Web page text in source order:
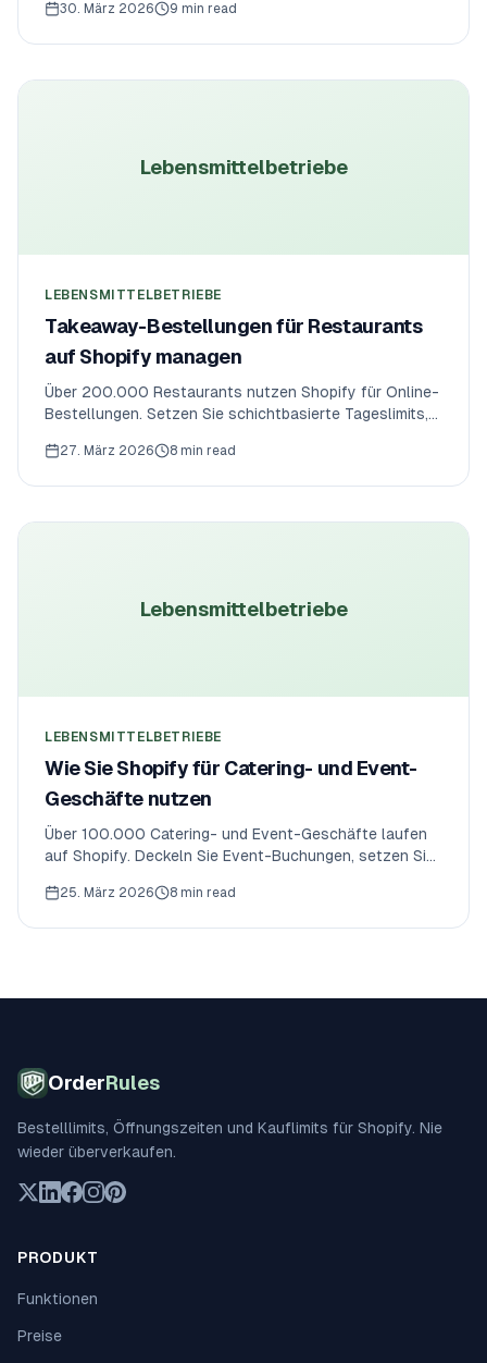
Feiertagsschließungen — verhindern Sie Überverkäufe
30. März 2026 9 min read
Lebensmittelbetriebe
LEBENSMITTELBETRIEBE
Takeaway-Bestellungen für Restaurants
auf Shopify managen
Über 200.000 Restaurants nutzen Shopify für Online-
Bestellungen. Setzen Sie schichtbasierte Tageslimits,
— sperren Sie Checkout außerhalb der Öffnungszeiten
27. März 2026 8 min read
Lebensmittelbetriebe
LEBENSMITTELBETRIEBE
Wie Sie Shopify für Catering- und Event-
Geschäfte nutzen
Über 100.000 Catering- und Event-Geschäfte laufen
auf Shopify. Deckeln Sie Event-Buchungen, setzen Sie
Wochenend-Kapazitäten und vermeiden Sie
25. März 2026 8 min read
OrderRules
Bestelllimits, Öffnungszeiten und Kauflimits für Shopify. Nie
wieder überverkaufen.
PRODUKT
Funktionen
Preise